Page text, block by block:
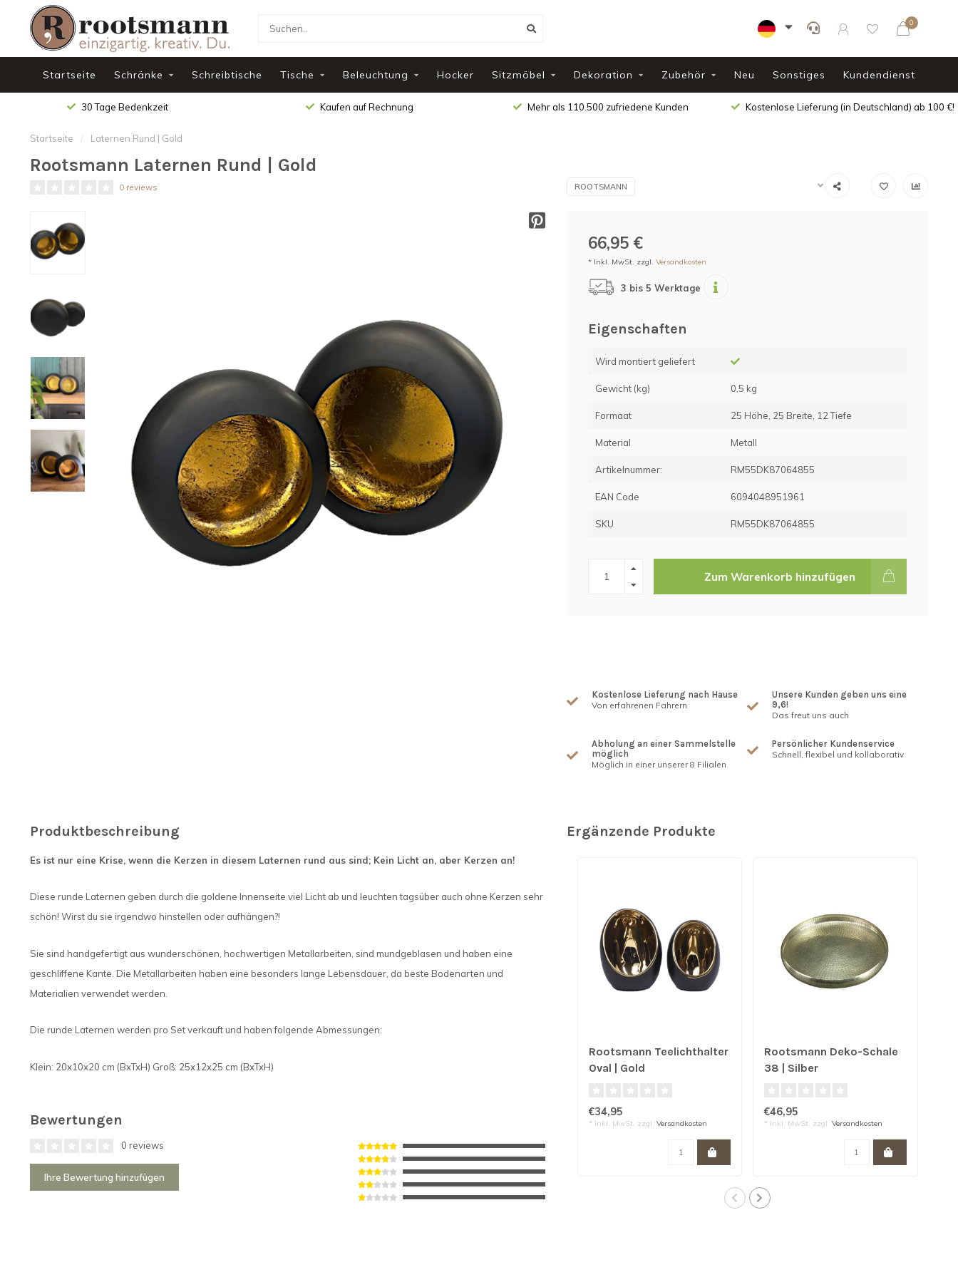
0
Startseite Schränke Schreibtische Tische Beleuchtung Hocker Sitzmöbel Dekoration Zubehör Neu Sonstiges Kundendienst
30 Tage Bedenkzeit Kaufen auf Rechnung Mehr als 110.500 zufriedene Kunden Kostenlose Lieferung (in Deutschland) ab 100 €!
Startseite / Laternen Rund | Gold
Rootsmann Laternen Rund | Gold
0 reviews ROOTSMANN
66,95 €
* Inkl. MwSt. zzgl. Versandkosten
3 bis 5 Werktage
Eigenschaften
Wird montiert geliefert
Gewicht (kg) 0,5 kg
Formaat 25 Höhe, 25 Breite, 12 Tiefe
Material Metall
Artikelnummer: RM55DK87064855
EAN Code 6094048951961
SKU RM55DK87064855
Zum Warenkorb hinzufügen
Kostenlose Lieferung nach Hause
Von erfahrenen Fahrern
Unsere Kunden geben uns eine
9,6!
Das freut uns auch
Abholung an einer Sammelstelle
möglich
Möglich in einer unserer 8 Filialen
Persönlicher Kundenservice
Schnell, flexibel und kollaborativ
Produktbeschreibung
Es ist nur eine Krise, wenn die Kerzen in diesem Laternen rund aus sind; Kein Licht an, aber Kerzen an!
Diese runde Laternen geben durch die goldene Innenseite viel Licht ab und leuchten tagsüber auch ohne Kerzen sehr
schön! Wirst du sie irgendwo hinstellen oder aufhängen?!
Sie sind handgefertigt aus wunderschönen, hochwertigen Metallarbeiten, sind mundgeblasen und haben eine
geschliffene Kante. Die Metallarbeiten haben eine besonders lange Lebensdauer, da beste Bodenarten und
Materialien verwendet werden.
Die runde Laternen werden pro Set verkauft und haben folgende Abmessungen:
Klein: 20x10x20 cm (BxTxH) Groß: 25x12x25 cm (BxTxH)
Bewertungen
0 reviews
Ihre Bewertung hinzufügen
Ergänzende Produkte
Rootsmann Teelichthalter
Oval | Gold
€34,95
* Inkl. MwSt. zzgl. Versandkosten
Rootsmann Deko-Schale
38 | Silber
€46,95
* Inkl. MwSt. zzgl. Versandkosten